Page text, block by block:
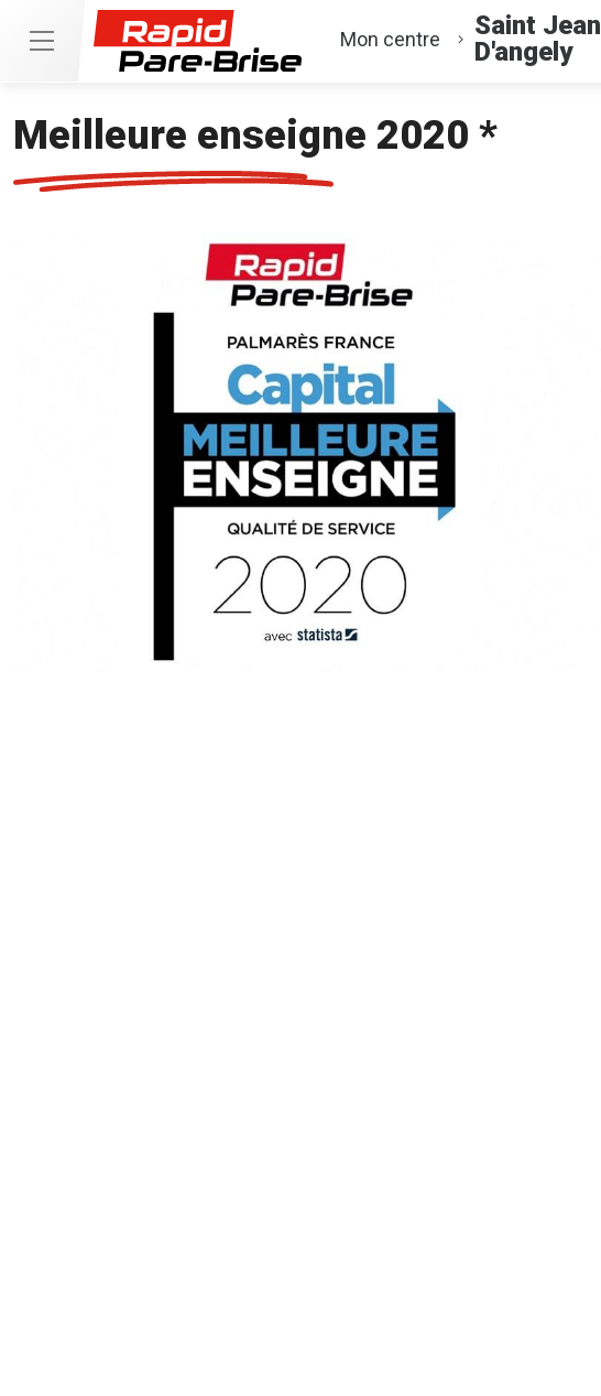
Mon centre
Saint Jean
D'angely
Meilleure enseigne 2020 *